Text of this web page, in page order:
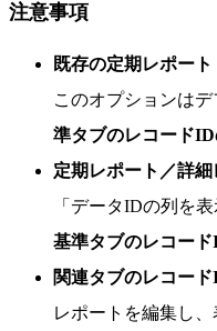
注意事項
既存の定期レポート
このオプションはデ
準タブのレコード
定期レポート／詳
「データIDの列を
基準タブのレコー
関連タブのレコー
レポートを編集し